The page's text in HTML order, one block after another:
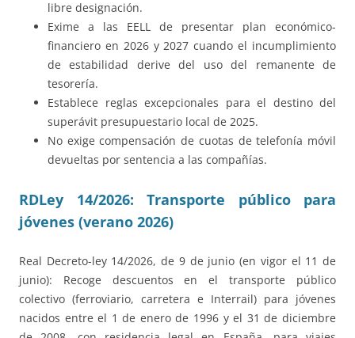
libre designación.
Exime a las EELL de presentar plan económico-
financiero en 2026 y 2027 cuando el incumplimiento
de estabilidad derive del uso del remanente de
tesorería.
Establece reglas excepcionales para el destino del
superávit presupuestario local de 2025.
No exige compensación de cuotas de telefonía móvil
devueltas por sentencia a las compañías.
RDLey 14/2026: Transporte público para
jóvenes (verano 2026)
Real Decreto-ley 14/2026, de 9 de junio (en vigor el 11 de
junio): Recoge descuentos en el transporte público
colectivo (ferroviario, carretera e Interrail) para jóvenes
nacidos entre el 1 de enero de 1996 y el 31 de diciembre